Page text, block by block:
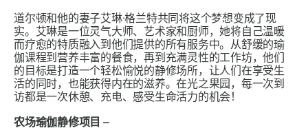
道尔顿和他的妻子艾琳·格兰特共同将这个梦想变成了现
实。艾琳是一位灵气大师、艺术家和厨师，她将自己温暖
而疗愈的特质融入到他们提供的所有服务中。从舒缓的瑜
伽课程到营养丰富的餐食，再到充满灵性的工作坊，他们
的目标是打造一个轻松愉悦的静修场所，让人们在享受生
活的同时，也能获得内在的滋养。在光之果园，每一次到
访都是一次休憩、充电、感受生命活力的机会！
农场瑜伽静修项目 –